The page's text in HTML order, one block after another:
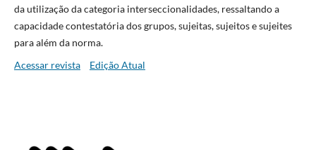
da utilização da categoria interseccionalidades, ressaltando a
capacidade contestatória dos grupos, sujeitas, sujeitos e sujeites
para além da norma.
Acessar revista
Edição Atual